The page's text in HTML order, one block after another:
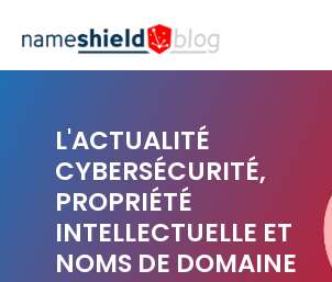
L'ACTUALITÉ
CYBERSÉCURITÉ,
PROPRIÉTÉ
INTELLECTUELLE ET
NOMS DE DOMAINE